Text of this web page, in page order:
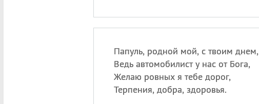
Папуль, родной мой, с твоим днем,
Ведь автомобилист у нас от Бога,
Желаю ровных я тебе дорог,
Терпения, добра, здоровья.